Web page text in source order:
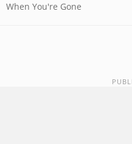
When You're Gone